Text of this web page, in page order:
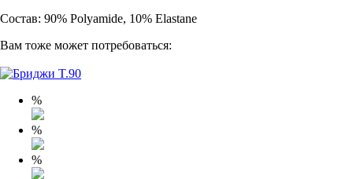
Состав: 90% Polyamide, 10% Elastane
Вам тоже может потребоваться:
%
%
%